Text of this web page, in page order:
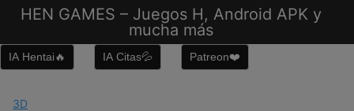
Saltar
contenido
HEN GAMES – Juegos H, Android APK y
mucha más
IA Hentai🔥 IA Citas💦 Patreon❤️
3D